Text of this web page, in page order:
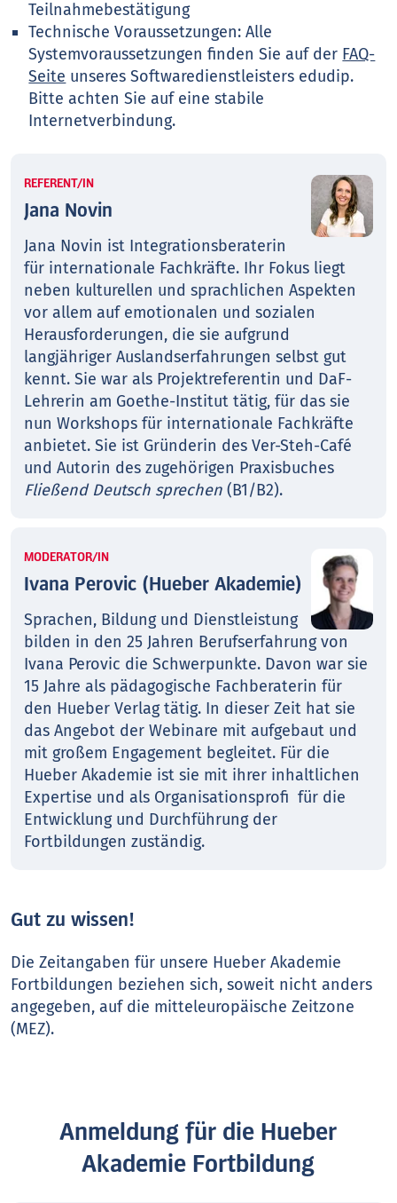
Teilnahmebestätigung
Technische Voraussetzungen: Alle
Systemvoraussetzungen finden Sie auf der FAQ-
Seite unseres Softwaredienstleisters edudip.
Bitte achten Sie auf eine stabile
Internetverbindung.
REFERENT/IN
Jana Novin
Jana Novin ist Integrationsberaterin
für internationale Fachkräfte. Ihr Fokus liegt
neben kulturellen und sprachlichen Aspekten
vor allem auf emotionalen und sozialen
Herausforderungen, die sie aufgrund
langjähriger Auslandserfahrungen selbst gut
kennt. Sie war als Projektreferentin und DaF-
Lehrerin am Goethe-Institut tätig, für das sie
nun Workshops für internationale Fachkräfte
anbietet. Sie ist Gründerin des Ver-Steh-Café
und Autorin des zugehörigen Praxisbuches
Fließend Deutsch sprechen (B1/B2).
MODERATOR/IN
Ivana Perovic (Hueber Akademie)
Sprachen, Bildung und Dienstleistung
bilden in den 25 Jahren Berufserfahrung von
Ivana Perovic die Schwerpunkte. Davon war sie
15 Jahre als pädagogische Fachberaterin für
den Hueber Verlag tätig. In dieser Zeit hat sie
das Angebot der Webinare mit aufgebaut und
mit großem Engagement begleitet. Für die
Hueber Akademie ist sie mit ihrer inhaltlichen
Expertise und als Organisationsprofi für die
Entwicklung und Durchführung der
Fortbildungen zuständig.
Gut zu wissen!
Die Zeitangaben für unsere Hueber Akademie
Fortbildungen beziehen sich, soweit nicht anders
angegeben, auf die mitteleuropäische Zeitzone
(MEZ).
Anmeldung für die Hueber
Akademie Fortbildung